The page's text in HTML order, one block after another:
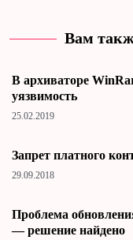
Вам
В архиваторе
уязвимость
25.02.2019
Запрет платного
29.09.2018
Проблема
— решение найдено